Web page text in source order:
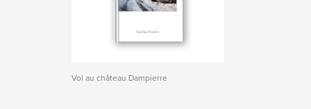
Vol au château Dampierre